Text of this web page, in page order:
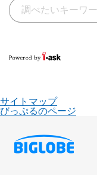
サイトマップ
びっぷるのページ